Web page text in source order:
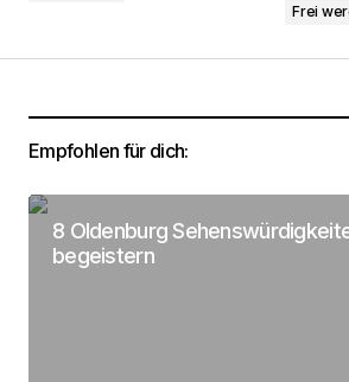
Dein Name*
Deine Email Adresse*
Frei
Empfohlen für dich:
8 Oldenburg
begeistern